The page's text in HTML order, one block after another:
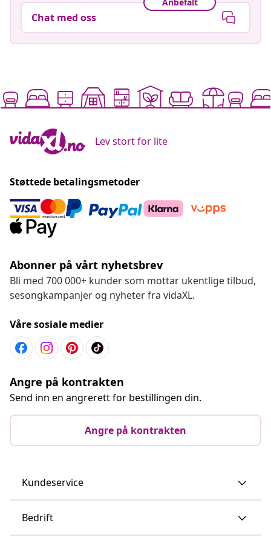
Anbefalt
Chat med oss
Lev stort for lite
Støttede betalingsmetoder
Abonner på vårt nyhetsbrev
Bli med 700 000+ kunder som mottar ukentlige tilbud,
sesongkampanjer og nyheter fra vidaXL.
Våre sosiale medier
Angre på kontrakten
Send inn en angrerett for bestillingen din.
Angre på kontrakten
Kundeservice
Bedrift